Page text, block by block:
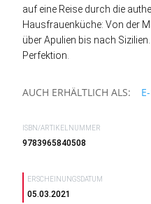
auf eine Reise durch die
Hausfrauenküche: Von der
über Apulien bis nach
Perfektion.
AUCH ERHÄLTLICH ALS:
ISBN/ARTIKELNUMMER
9783965840508
ERSCHEINUNGSDATUM
05.03.2021